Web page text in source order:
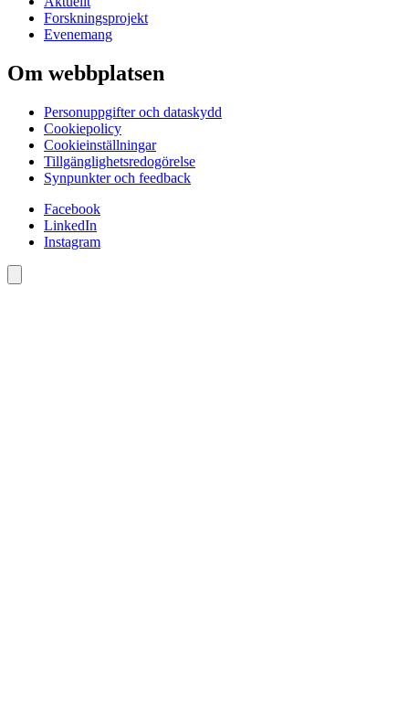
Forskningsprojekt
Evenemang
Om webbplatsen
Personuppgifter och dataskydd
Cookiepolicy
Cookieinställningar
Tillgänglighetsredogörelse
Synpunkter och feedback
Facebook
LinkedIn
Instagram